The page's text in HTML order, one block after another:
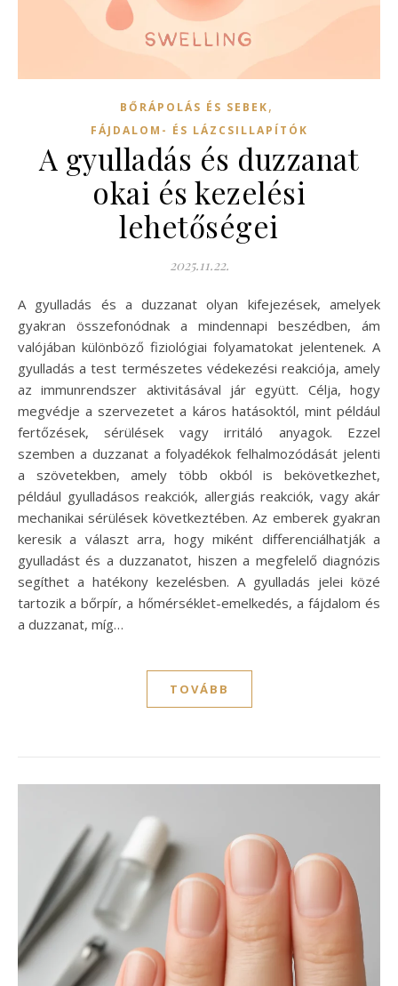
BŐRÁPOLÁS ÉS SEBEK,
FÁJDALOM- ÉS LÁZCSILLAPÍTÓK
A gyulladás és duzzanat
okai és kezelési
lehetőségei
2025.11.22.
A gyulladás és a duzzanat olyan kifejezések, amelyek
gyakran összefonódnak a mindennapi beszédben, ám
valójában különböző fiziológiai folyamatokat jelentenek. A
gyulladás a test természetes védekezési reakciója, amely
az immunrendszer aktivitásával jár együtt. Célja, hogy
megvédje a szervezetet a káros hatásoktól, mint például
fertőzések, sérülések vagy irritáló anyagok. Ezzel
szemben a duzzanat a folyadékok felhalmozódását jelenti
a szövetekben, amely több okból is bekövetkezhet,
például gyulladásos reakciók, allergiás reakciók, vagy akár
mechanikai sérülések következtében. Az emberek gyakran
keresik a választ arra, hogy miként differenciálhatják a
gyulladást és a duzzanatot, hiszen a megfelelő diagnózis
segíthet a hatékony kezelésben. A gyulladás jelei közé
tartozik a bőrpír, a hőmérséklet-emelkedés, a fájdalom és
a duzzanat, míg…
TOVÁBB